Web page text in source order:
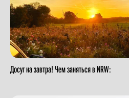
Досуг на завтра! Чем заняться в NRW: